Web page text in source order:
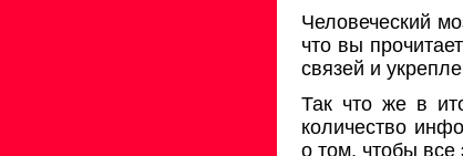
Человеческий
что вы
связей и
Так что же в
количество
о том, чтобы все